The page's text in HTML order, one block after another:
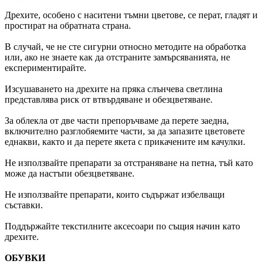
Дрехите, особено с наситени тъмни цветове, се перат, гладят и
простират на обратната страна.
В случай, че не сте сигурни относно методите на обработка
или, ако не знаете как да отстраните замърсяванията, не
експериментирайте.
Изсушаването на дрехите на пряка слънчева светлина
представлява риск от втвърдяване и обезцветяване.
За облекла от две части препоръчваме да перете заедна,
включително разглобяемите части, за да запазите цветовете
еднакви, както и да перете якета с прикачените им качулки.
Не използвайте препарати за отстраняване на петна, тъй като
може да настъпи обезцветяване.
Не използвайте препарати, които съдържат избелващи
съставки.
Поддържайте текстилните аксесоари по същия начин като
дрехите.
ОБУВКИ